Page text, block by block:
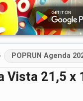
POPRUN Agenda
Vista 21,5 x